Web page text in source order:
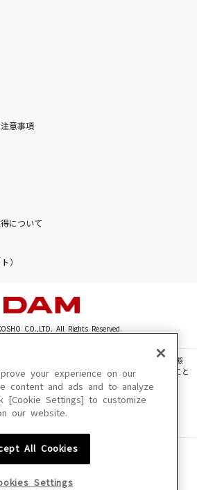
ロ野球2026-2027主題歌)
の新曲・ランキングなど
に会員登録・ログインして
宅でカラオケ歌い放題！
意事項
について
）
CO.,LTD. All Rights Reserved.
の文章・画像・写真・動画・音声等を、手段や形態
を超えて無断で複製、転載、ファイル化などすること
りご利用いただけない場合があります。
信内容が変更になる場合があります。
your experience on our
content and ads and to analyze
[Cookie Settings] to customize
our website.
All Cookies
Settings